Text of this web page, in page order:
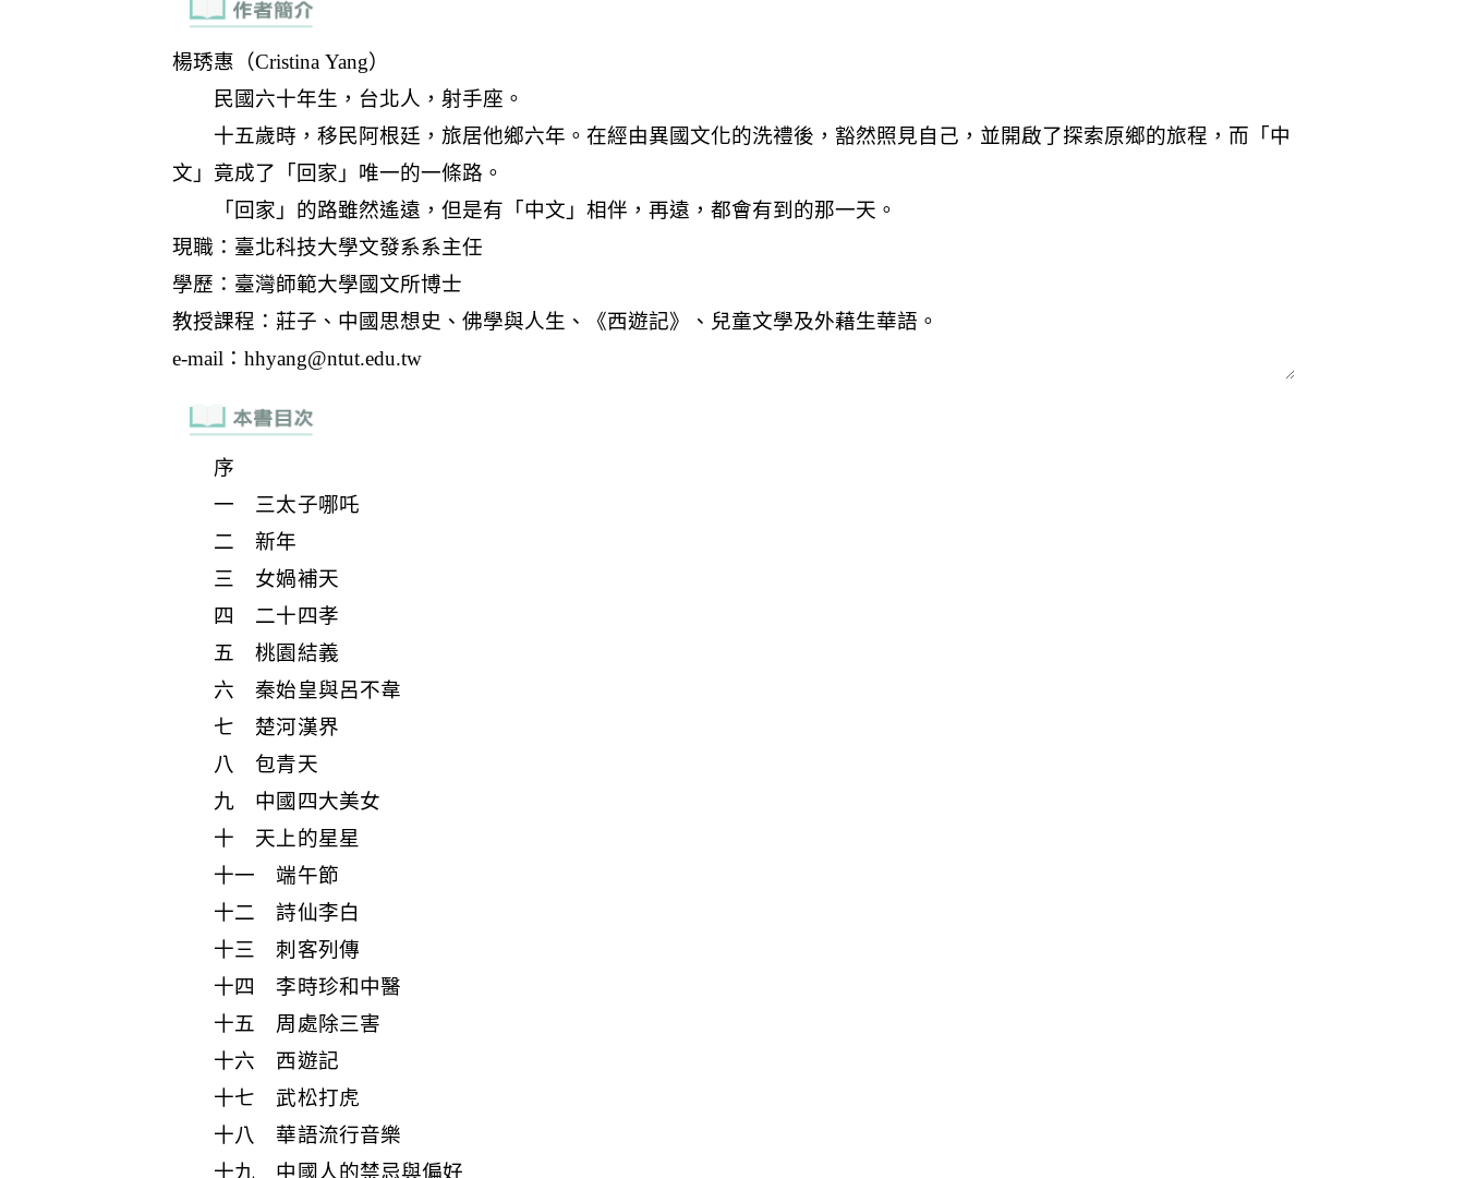
序
一 三太子哪吒
二 新年
三 女媧補天
四 二十四孝
五 桃園結義
六 秦始皇與呂不韋
七 楚河漢界
八 包青天
九 中國四大美女
十 天上的星星
十一 端午節
十二 詩仙李白
十三 刺客列傳
十四 李時珍和中醫
十五 周處除三害
十六 西遊記
十七 武松打虎
十八 華語流行音樂
十九 中國人的禁忌與偏好